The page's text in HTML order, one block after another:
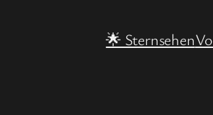
🌟 Sternsehen